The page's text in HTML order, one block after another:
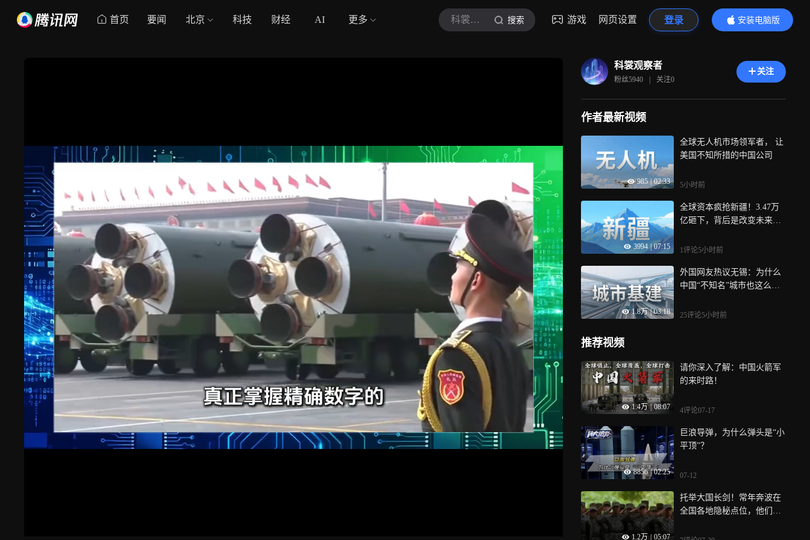
首页 要闻 北京 科技 财经 AI 更多 科裳观察者 搜索 游戏 网页设置 登录
安装电脑版
内容更精彩
科裳观察者
粉丝5940 | 关注0
关注
作者最新视频
985 | 02:33
全球无人机市场领军者， 让
美国不知所措的中国公司
5小时前
3994 | 07:15
全球资本疯抢新疆！3.47万
亿砸下，背后是改变未来的
1评论5小时前
1.8万 | 03:18
外国网友热议无锡：为什么
中国“不知名”城市也这么夸
25评论5小时前
推荐视频
1.4万 | 08:07
请你深入了解：中国火箭军
的来时路！
4评论07-17
8856 | 02:25
巨浪导弹，为什么弹头是“小
平顶”？
07-12
1.2万 05:07
托举大国长剑！常年奔波在
全国各地隐秘点位，他们是